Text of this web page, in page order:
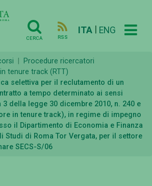
CERCA RSS
ITA ENG
Procedure ricercatori
tenure track (RTT)
selettiva per il reclutamento di un
a tempo determinato ai sensi
3 della legge 30 dicembre 2010, n. 240 e
in tenure track), in regime di impegno
il Dipartimento di Economia e Finanza
Studi di Roma Tor Vergata, per il settore
SECS-S/06